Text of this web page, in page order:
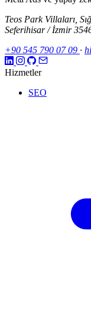
Teos Park Villaları,
Seferihisar / İzmir
+90 545 790 07 09 ·
Hizmetler
SEO